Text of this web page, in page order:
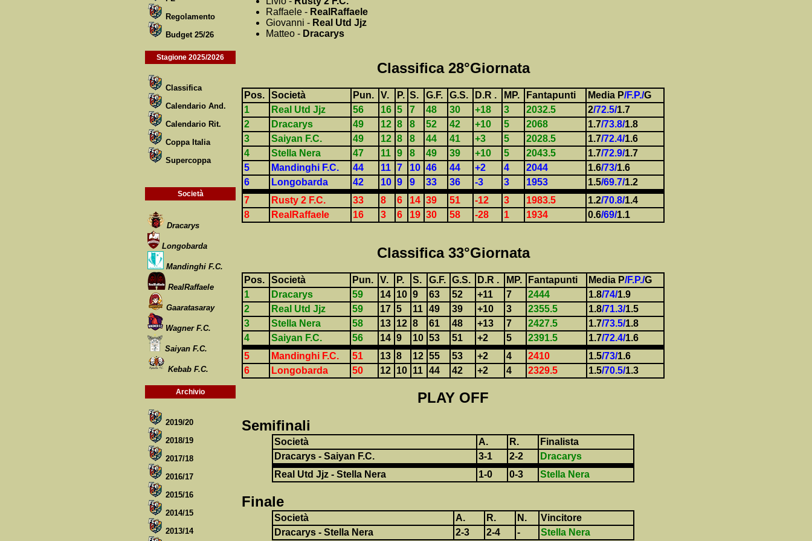
Regolamento
Budget 25/26
Stagione 2025/2026
Classifica
Calendario And.
Calendario Rit.
Coppa Italia
Supercoppa
Società
Dracarys
Longobarda
Mandinghi F.C.
RealRaffaele
Gaaratasaray
Wagner F.C.
Saiyan F.C.
Kebab F.C.
Archivio
2019/20
2018/19
2017/18
2016/17
2015/16
2014/15
2013/14
Raffaele - RealRaffaele
Giovanni - Real Utd Jjz
Matteo - Dracarys
Classifica 28°Giornata
Pos. Società Pun. V. P. S. G.F. G.S. D.R . MP. Fantapunti Media P/F.P./G
1
Real Utd Jjz 56 16 5 7 48 30 +18 3 2032.5 2/72.5/1.7
2
Dracarys 49 12 8 8 52 42 +10 5 2068 1.7/73.8/1.8
3
Saiyan F.C. 49 12 8 8 44 41 +3 5 2028.5 1.7/72.4/1.6
4
Stella Nera 47 11 9 8 49 39 +10 5 2043.5 1.7/72.9/1.7
5
Mandinghi F.C. 44 11 7 10 46 44 +2 4 2044 1.6/73/1.6
6
Longobarda 42 10 9 9 33 36 -3 3 1953 1.5/69.7/1.2
7
Rusty 2 F.C. 33 8 6 14 39 51 -12 3 1983.5 1.2/70.8/1.4
8
RealRaffaele 16 3 6 19 30 58 -28 1 1934 0.6/69/1.1
Classifica 33°Giornata
Pos. Società Pun. V. P. S. G.F. G.S. D.R . MP. Fantapunti Media P/F.P./G
1
Dracarys 59 14 10 9 63 52 +11 7 2444 1.8/74/1.9
2
Real Utd Jjz 59 17 5 11 49 39 +10 3 2355.5 1.8/71.3/1.5
3
Stella Nera 58 13 12 8 61 48 +13 7 2427.5 1.7/73.5/1.8
4
Saiyan F.C. 56 14 9 10 53 51 +2 5 2391.5 1.7/72.4/1.6
5
Mandinghi F.C. 51 13 8 12 55 53 +2 4 2410 1.5/73/1.6
6
Longobarda 50 12 10 11 44 42 +2 4 2329.5 1.5/70.5/1.3
PLAY OFF
Semifinali
Società A. R.
Finalista
Dracarys - Saiyan F.C. 3-1 2-2
Dracarys
Real Utd Jjz - Stella Nera 1-0 0-3 Stella Nera
Finale
Società A. R. N.
Vincitore
Dracarys - Stella Nera 2-3 2-4 - Stella Nera